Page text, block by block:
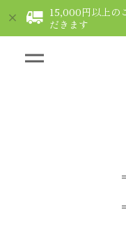
15,000円以上の
だきます